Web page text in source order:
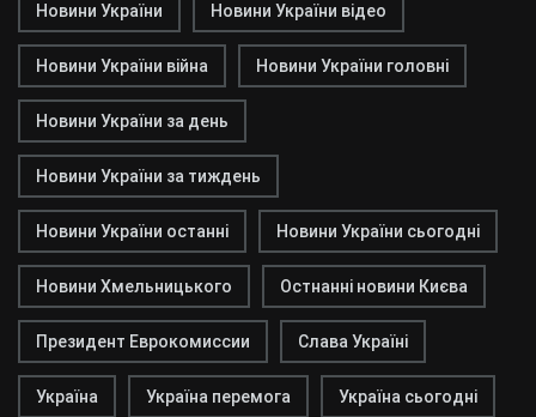
Новини України Новини України відео
Новини України війна Новини України головні
Новини України за день
Новини України за тиждень
Новини України останні Новини України сьогодні
Новини Хмельницького Остнанні новини Києва
Президент Еврокомиссии Слава Україні
Україна Україна перемога Україна сьогодні